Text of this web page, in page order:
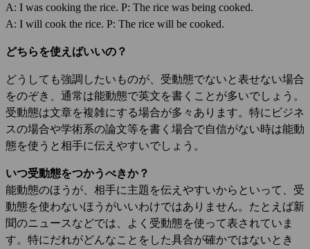
A: I was cooking the rice. P: The rice was being cooked.
A: I will cook the rice. P: The rice will be cooked.
どちらを使えばいいの？
どうしても強調したいものが、受動態でないと表せない場合
をのぞき、通常は能動態で英文を書くことが多いでしょう。
受動態は文章を複雑にする場合が多々あります。特にビジネ
スの場合や学術系の論文等を書く場合で自信がない時は能動
態を使うと相手に伝えやすいでしょう。
いつ受動態をつかうべきか？
能動態のほうが、相手に主題を伝えやすいからといって、受
動態を使わないほうがいいわけではありません。たとえば新
聞のニュースなどでは、よく受動態を使って表されていま
す。特にだれがどんなことをした具合が確かではないとき